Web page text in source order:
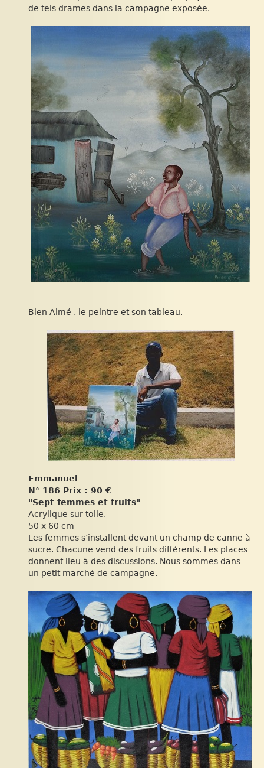
de tels drames dans la campagne exposée.
Bien Aimé , le peintre et son tableau.
Emmanuel
N° 186 Prix : 90 €
"Sept femmes et fruits"
Acrylique sur toile.
50 x 60 cm
Les femmes s’installent devant un champ de canne à
sucre. Chacune vend des fruits différents. Les places
donnent lieu à des discussions. Nous sommes dans
un petit marché de campagne.